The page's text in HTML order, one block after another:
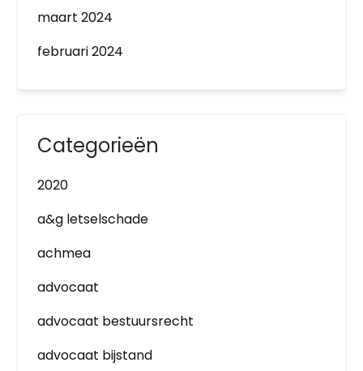
maart 2024
februari 2024
Categorieën
2020
a&g letselschade
achmea
advocaat
advocaat bestuursrecht
advocaat bijstand